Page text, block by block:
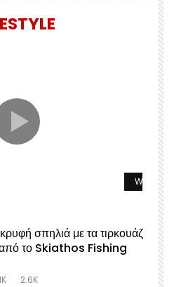
Watch
σπηλιά με τα τιρκουάζ
από το Skiathos Fishing
2.6K